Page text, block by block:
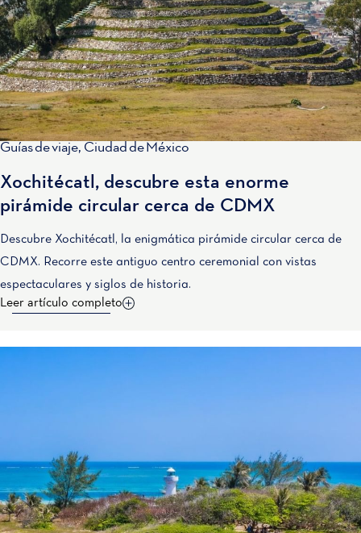
Guías de viaje, Ciudad de México
Xochitécatl, descubre esta enorme
pirámide circular cerca de CDMX
Descubre Xochitécatl, la enigmática pirámide circular cerca de
CDMX. Recorre este antiguo centro ceremonial con vistas
espectaculares y siglos de historia.
Leer artículo completo